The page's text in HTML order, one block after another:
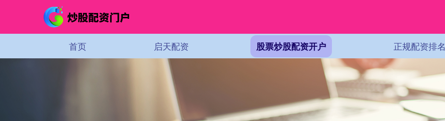
首页 启天配资 股票炒股配资开户 正规配资排名